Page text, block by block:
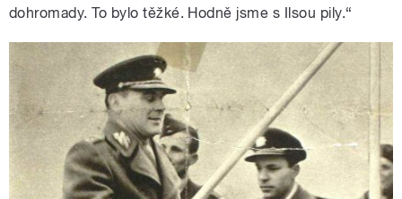
dohromady. To bylo těžké. Hodně jsme s Ilsou pily.“